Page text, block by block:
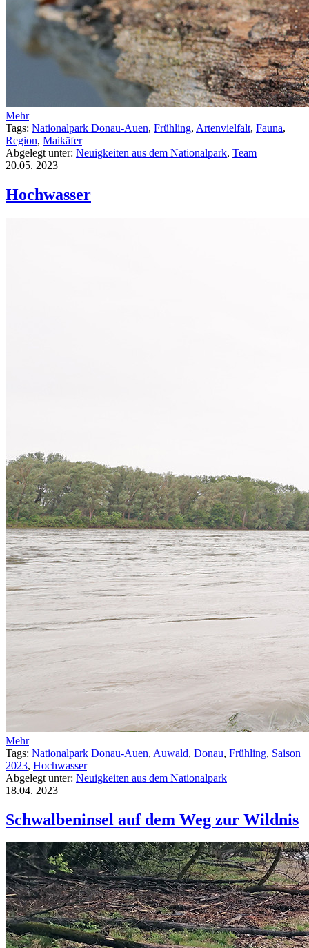
Mehr
Tags: Nationalpark Donau-Auen, Frühling, Artenvielfalt, Fauna,
Region, Maikäfer
Abgelegt unter: Neuigkeiten aus dem Nationalpark, Team
20.05. 2023
Hochwasser
Mehr
Tags: Nationalpark Donau-Auen, Auwald, Donau, Frühling, Saison
2023, Hochwasser
Abgelegt unter: Neuigkeiten aus dem Nationalpark
18.04. 2023
Schwalbeninsel auf dem Weg zur Wildnis